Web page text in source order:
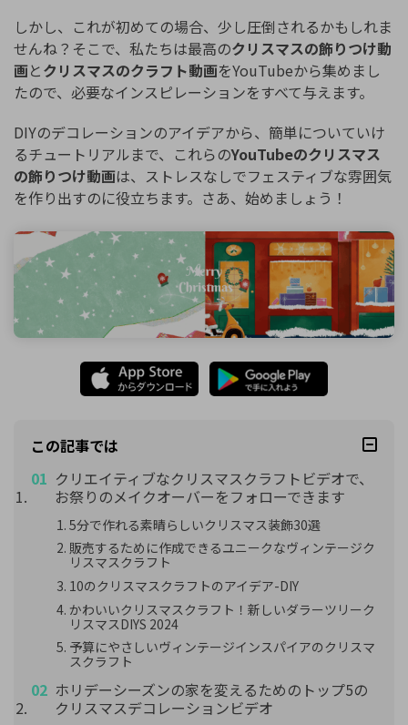
しかし、これが初めての場合、少し圧倒されるかもしれま
せんね？そこで、私たちは最高のクリスマスの飾りつけ動
画とクリスマスのクラフト動画をYouTubeから集めまし
たので、必要なインスピレーションをすべて与えます。
DIYのデコレーションのアイデアから、簡単についていけ
るチュートリアルまで、これらのYouTubeのクリスマス
の飾りつけ動画は、ストレスなしでフェスティブな雰囲気
を作り出すのに役立ちます。さあ、始めましょう！
この記事では
クリエイティブなクリスマスクラフトビデオで、
お祭りのメイクオーバーをフォローできます
5分で作れる素晴らしいクリスマス装飾30選
販売するために作成できるユニークなヴィンテージク
リスマスクラフト
10のクリスマスクラフトのアイデア-DIY
かわいいクリスマスクラフト！新しいダラーツリーク
リスマスDIYS 2024
予算にやさしいヴィンテージインスパイアのクリスマ
スクラフト
ホリデーシーズンの家を変えるためのトップ5の
クリスマスデコレーションビデオ